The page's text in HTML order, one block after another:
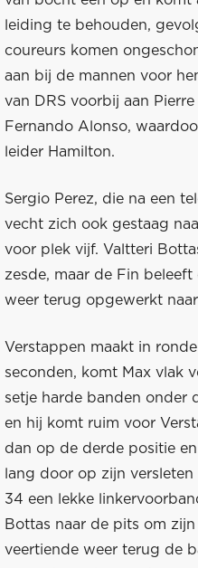
leiding te behouden,
coureurs komen
aan bij de mannen voor
van DRS voorbij aan
Fernando Alonso,
leider Hamilton.
Sergio Perez, die na een
vecht zich ook gestaag
voor plek vijf. Valtteri
zesde, maar de Fin
weer terug opgewerkt
Verstappen maakt in
seconden, komt Max vlak
setje harde banden onder
en hij komt ruim voor
dan op de derde positie
lang door op zijn
34 een lekke
Bottas naar de pits om
veertiende weer terug de